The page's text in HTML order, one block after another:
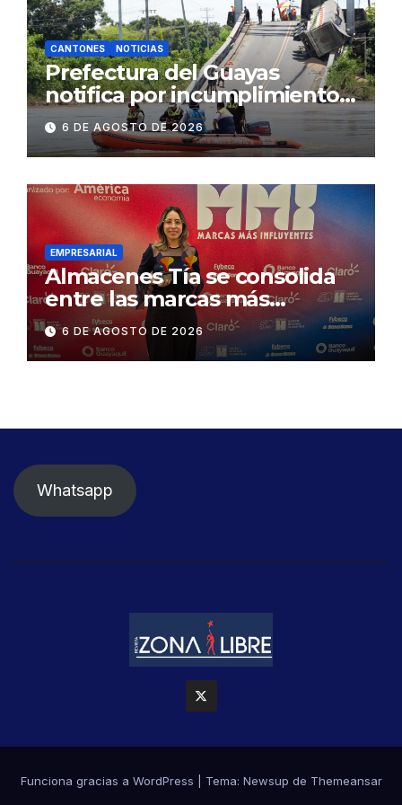
CANTONES NOTICIAS
Prefectura del Guayas
notifica por incumplimiento
contractual a la
Concesionaria CONORTE y
exige celeridad en
desmontaje del puente
Gonzalo Icaza Cornejo, en
Daule
6 DE AGOSTO DE 2026
EMPRESARIAL
Almacenes Tía se consolida
entre las marcas más
influyentes del Ecuador
6 DE AGOSTO DE 2026
Whatsapp
Funciona gracias a WordPress Tema: Newsup de Themeansar